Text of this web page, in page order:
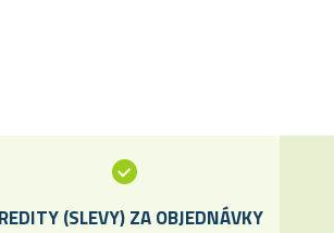
(SLEVY) ZA OBJEDNÁVKY